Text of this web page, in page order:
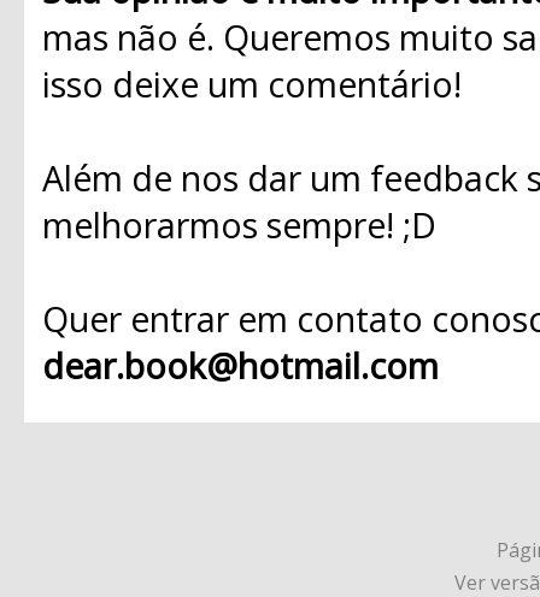
mas não é. Queremos muito
isso deixe um comentário!
Além de nos dar um
melhorarmos sempre! ;D
Quer entrar em contato
dear.book@hotmail.com
Ver